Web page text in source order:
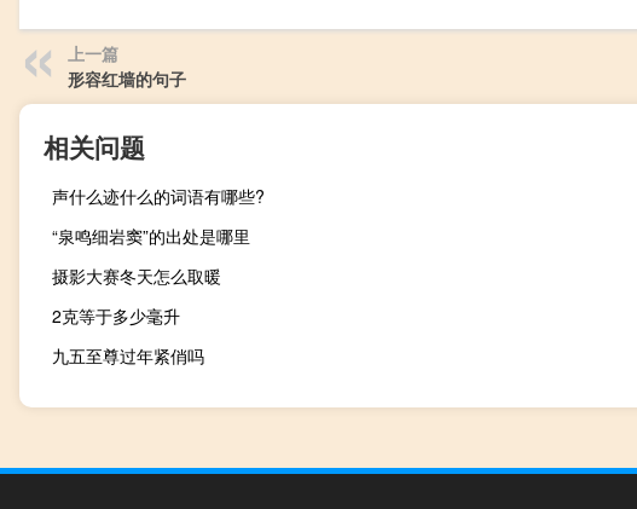
上一篇
形容红墙的句子
相关问题
声什么迹什么的词语有哪些?
“泉鸣细岩窦”的出处是哪里
摄影大赛冬天怎么取暖
2克等于多少毫升
九五至尊过年紧俏吗